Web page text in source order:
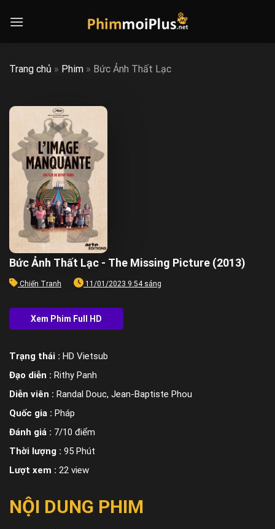
Trang chủ » Phim » Bức Ảnh Thất Lạc
Bức Ảnh Thất Lạc - The Missing Picture (2013)
Chiến Tranh 11/01/2023 9:54 sáng
Trạng thái : HD Vietsub
Đạo diễn : Rithy Panh
Diễn viên : Randal Douc, Jean-Baptiste Phou
Quốc gia : Pháp
Đánh giá : 7/10 điểm
Thời lượng : 95 Phút
Lượt xem : 22 view
NỘI DUNG PHIM